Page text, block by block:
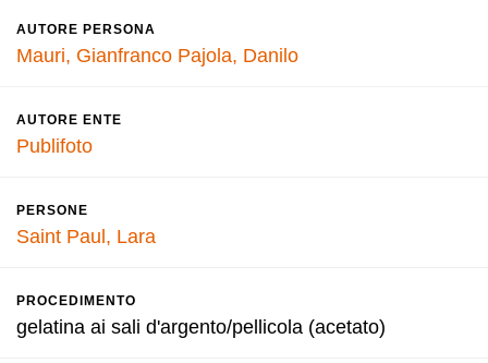
AUTORE PERSONA
Mauri, Gianfranco Pajola, Danilo
AUTORE ENTE
Publifoto
PERSONE
Saint Paul, Lara
PROCEDIMENTO
gelatina ai sali d'argento/pellicola (acetato)